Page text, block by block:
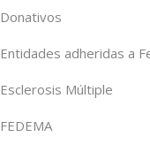
Donativos
Entidades adheridas a
Esclerosis Múltiple
FEDEMA